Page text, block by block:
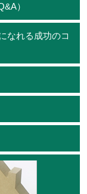
）
なれる成功のコ